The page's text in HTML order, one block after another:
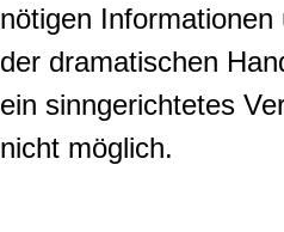
nötigen
der dramatischen
ein sinngerichtetes
nicht möglich.